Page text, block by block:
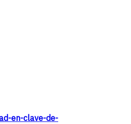
en-clave-de-